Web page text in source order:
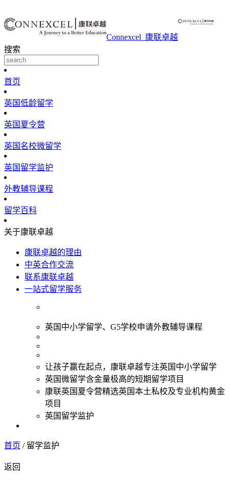
Connexcel_康联卓越
搜索
首页
英国低龄留学
英国夏令营
英国名校微留学
英国留学监护
外教辅导课程
留学百科
关于康联卓越
康联卓越的理由
中英合作交流
联系康联卓越
一站式留学服务
英国中小学留学、G5学校申请外教辅导课程
让孩子赢在起点，康联卓越专注英国中小学留学
英国微留学含金量极高的短期留学项目
康联英国夏令营精选英国本土私校及专业机构黄金
项目
英国留学监护
首页 / 留学监护
返回